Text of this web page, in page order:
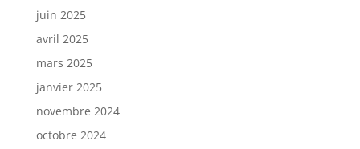
juin 2025
avril 2025
mars 2025
janvier 2025
novembre 2024
octobre 2024